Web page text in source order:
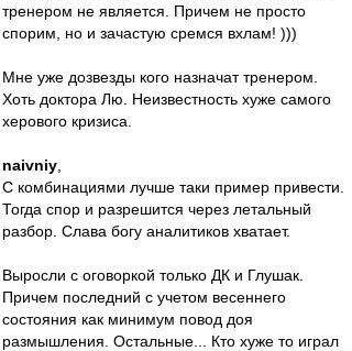
тренером не является. Причем не просто
спорим, но и зачастую сремся вхлам! )))
Мне уже дозвезды кого назначат тренером.
Хоть доктора Лю. Неизвестность хуже самого
херового кризиса.
naivniy
С комбинациями лучше таки пример привести.
Тогда спор и разрешится через летальный
разбор. Слава богу аналитиков хватает.
Выросли с оговоркой только ДК и Глушак.
Причем последний с учетом весеннего
состояния как минимум повод доя
размышления. Остальные... Кто хуже то играл